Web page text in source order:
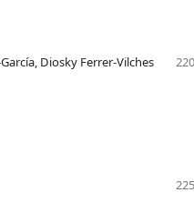
Diosky Ferrer-Vilches